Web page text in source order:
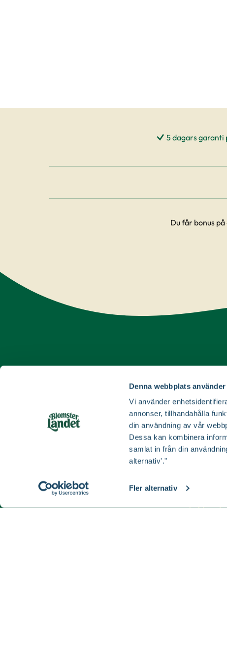
Denna webbplats
Vi använder
annonser, tillhandahålla
din användning av vår
Dessa kan kombinera
samlat in från din
alternativ'."
Fler alternativ
5 dagars garanti
Du får bonus
Kontakt
Vi svarar
butiker i